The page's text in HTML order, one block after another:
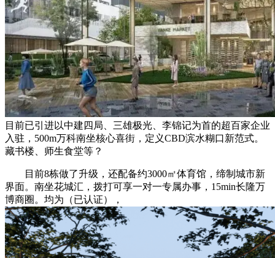
目前已引进以中建四局、三雄极光、李锦记为首的超百家企业
入驻，500m万科南坐核心喜街，定义CBD滨水糊口新范式。
藏书楼、师生食堂等？
目前8栋做了升级，还配备约3000㎡体育馆，缔制城市新
界面。南坐花城汇，拨打可享一对一专属办事，15min长隆万
博商圈。均为（已认证），